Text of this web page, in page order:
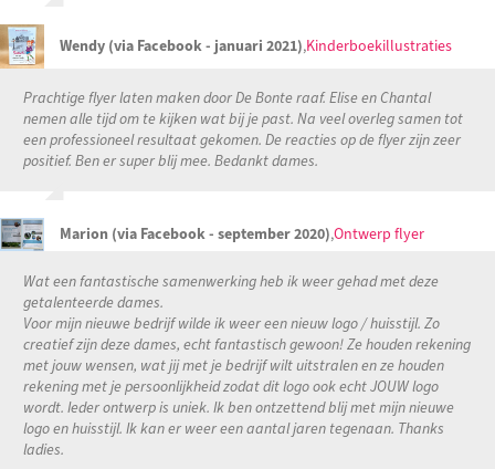
Wendy (via Facebook - januari 2021),Kinderboekillustraties
Prachtige flyer laten maken door De Bonte raaf. Elise en Chantal
nemen alle tijd om te kijken wat bij je past. Na veel overleg samen tot
een professioneel resultaat gekomen. De reacties op de flyer zijn zeer
positief. Ben er super blij mee. Bedankt dames.
Marion (via Facebook - september 2020),Ontwerp flyer
Wat een fantastische samenwerking heb ik weer gehad met deze
getalenteerde dames.
Voor mijn nieuwe bedrijf wilde ik weer een nieuw logo / huisstijl. Zo
creatief zijn deze dames, echt fantastisch gewoon! Ze houden rekening
met jouw wensen, wat jij met je bedrijf wilt uitstralen en ze houden
rekening met je persoonlijkheid zodat dit logo ook echt JOUW logo
wordt. Ieder ontwerp is uniek. Ik ben ontzettend blij met mijn nieuwe
logo en huisstijl. Ik kan er weer een aantal jaren tegenaan. Thanks
ladies.